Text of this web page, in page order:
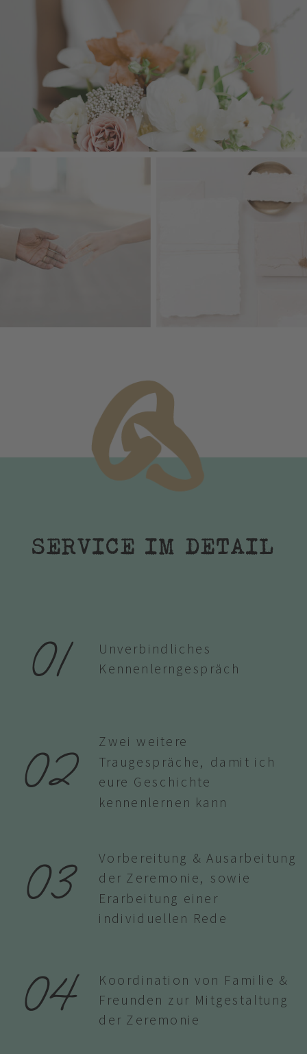
SERVICE IM DETAIL
01
03
02
04
Unverbindliches
Kennenlerngespräch
Zwei weitere
Traugespräche, damit ich
eure Geschichte
kennenlernen kann
Vorbereitung & Ausarbeitung
der Zeremonie, sowie
Erarbeitung einer
individuellen Rede
Koordination von Familie &
Freunden zur Mitgestaltung
der Zeremonie